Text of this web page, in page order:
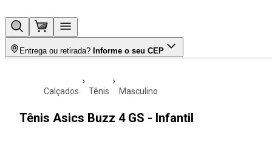
Entrega ou retirada? Informe o seu CEP
calçados tênis masculino
Tênis Asics Buzz 4 GS - Infantil